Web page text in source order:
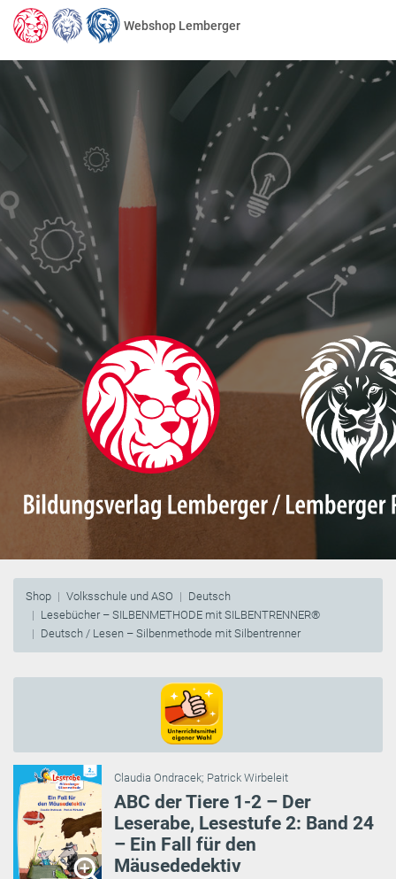
Webshop Lemberger
Shop Volksschule und ASO
Deutsch
Lesebücher – SILBENMETHODE mit SILBENTRENNER®
Deutsch / Lesen – Silbenmethode mit Silbentrenner
Claudia Ondracek; Patrick Wirbeleit
ABC der Tiere 1-2 – Der
Leserabe, Lesestufe 2: Band 24
– Ein Fall für den
Mäusededektiv